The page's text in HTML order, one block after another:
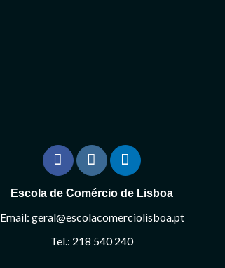
Escola de Comércio de Lisboa
Email: geral@escolacomerciolisboa.pt
Tel.: 218 540 240